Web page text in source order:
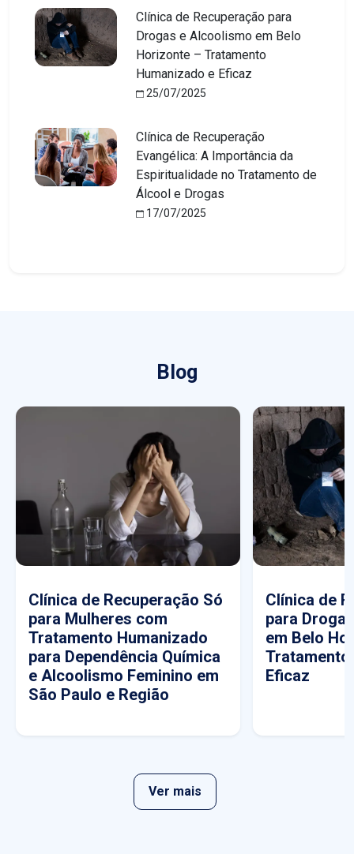
Clínica de Recuperação para
Drogas e Alcoolismo em Belo
Horizonte – Tratamento
Humanizado e Eficaz
25/07/2025
Clínica de Recuperação
Evangélica: A Importância da
Espiritualidade no Tratamento de
Álcool e Drogas
17/07/2025
Blog
Clínica de Recuperação Só
para Mulheres com
Tratamento Humanizado
para Dependência Química
e Alcoolismo Feminino em
São Paulo e Região
Clínica de
para
em Belo
Tratamento
Eficaz
Ver mais